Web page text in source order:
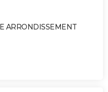
ARRONDISSEMENT